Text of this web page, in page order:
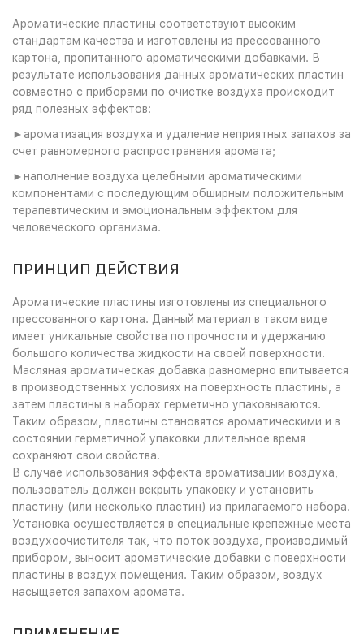
Ароматические пластины соответствуют высоким
стандартам качества и изготовлены из прессованного
картона, пропитанного ароматическими добавками. В
результате использования данных ароматических пластин
совместно с приборами по очистке воздуха происходит
ряд полезных эффектов:
►ароматизация воздуха и удаление неприятных запахов за
счет равномерного распространения аромата;
►наполнение воздуха целебными ароматическими
компонентами с последующим обширным положительным
терапевтическим и эмоциональным эффектом для
человеческого организма.
ПРИНЦИП ДЕЙСТВИЯ
Ароматические пластины изготовлены из специального
прессованного картона. Данный материал в таком виде
имеет уникальные свойства по прочности и удержанию
большого количества жидкости на своей поверхности.
Масляная ароматическая добавка равномерно впитывается
в производственных условиях на поверхность пластины, а
затем пластины в наборах герметично упаковываются.
Таким образом, пластины становятся ароматическими и в
состоянии герметичной упаковки длительное время
сохраняют свои свойства.
В случае использования эффекта ароматизации воздуха,
пользователь должен вскрыть упаковку и установить
пластину (или несколько пластин) из прилагаемого набора.
Установка осуществляется в специальные крепежные места
воздухоочистителя так, что поток воздуха, производимый
прибором, выносит ароматические добавки с поверхности
пластины в воздух помещения. Таким образом, воздух
насыщается запахом аромата.